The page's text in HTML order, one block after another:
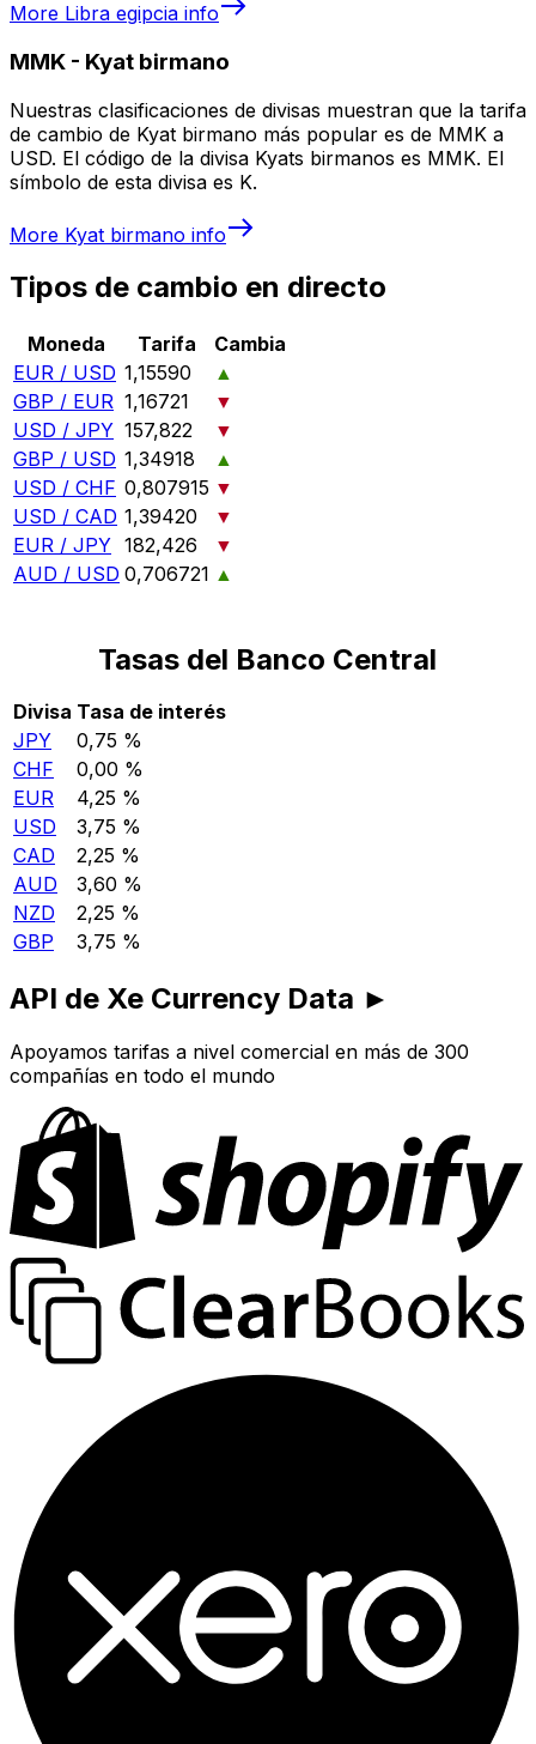
More Libra egipcia info
MMK - Kyat birmano
Nuestras clasificaciones de divisas muestran que la tarifa
de cambio de Kyat birmano más popular es de MMK a
USD. El código de la divisa Kyats birmanos es MMK. El
símbolo de esta divisa es K.
More Kyat birmano info
Tipos de cambio en directo
Moneda Tarifa
Cambia
EUR / USD 1,15590
▲
GBP / EUR 1,16721
▼
USD / JPY 157,822
▼
GBP / USD 1,34918
▲
USD / CHF 0,807915 ▼
USD / CAD 1,39420
▼
EUR / JPY 182,426
▼
AUD / USD 0,706721 ▲
Tasas del Banco Central
Divisa Tasa de interés
JPY
0,75 %
CHF
0,00 %
EUR
4,25 %
USD
3,75 %
CAD
2,25 %
AUD
3,60 %
NZD
2,25 %
GBP
3,75 %
API de Xe Currency Data ►
Apoyamos tarifas a nivel comercial en más de 300
compañías en todo el mundo